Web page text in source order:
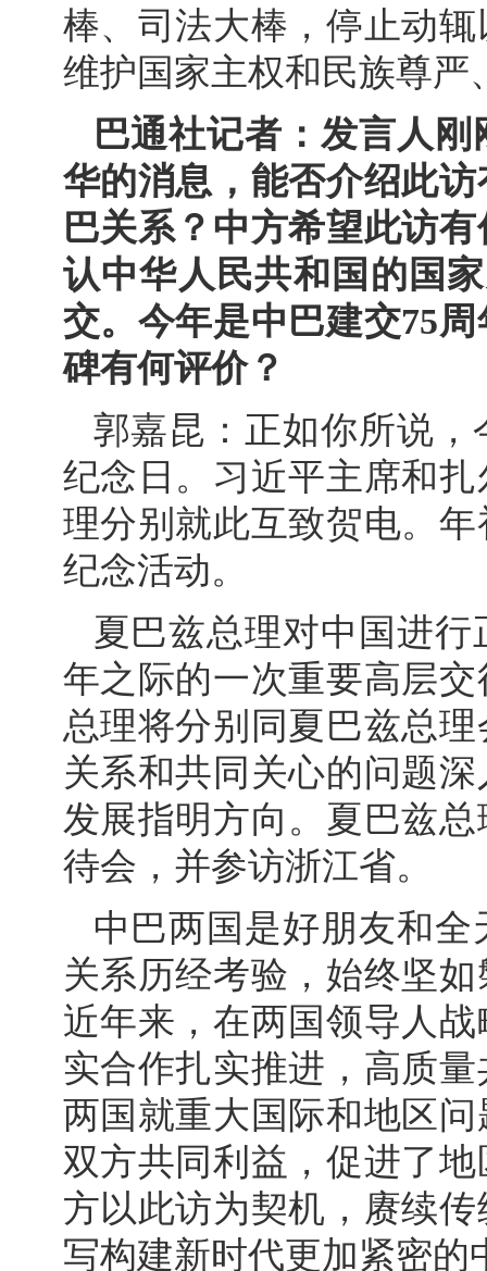
棒、司法大棒，停止动
维护国家主权和民族尊严
巴通社记者：发言人
华的消息，能否介绍此
巴关系？中方希望此访
认中华人民共和国的国
交。今年是中巴建交75
碑有何评价？
郭嘉昆：正如你所说
纪念日。习近平主席和
理分别就此互致贺电。
纪念活动。
夏巴兹总理对中国进
年之际的一次重要高层
总理将分别同夏巴兹总
关系和共同关心的问题
发展指明方向。夏巴兹
待会，并参访浙江省。
中巴两国是好朋友和
关系历经考验，始终坚
近年来，在两国领导人
实合作扎实推进，高质
两国就重大国际和地区
双方共同利益，促进了
方以此访为契机，赓续
写构建新时代更加紧密的